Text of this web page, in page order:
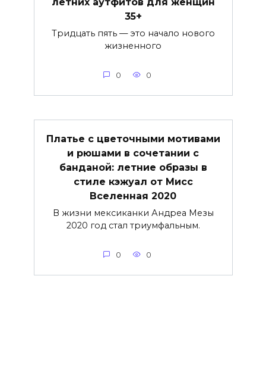
35+
Тридцать пять — это начало нового
жизненного
0 0
Платье с цветочными мотивами
и рюшами в сочетании с
банданой: летние образы в
стиле кэжуал от Мисс
Вселенная 2020
В жизни мексиканки Андреа Мезы
2020 год стал триумфальным.
0 0